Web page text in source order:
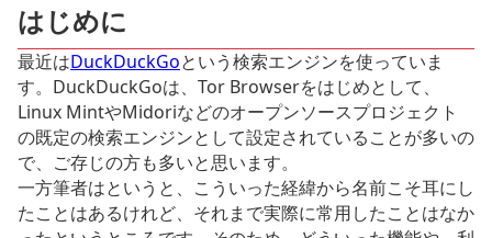
はじめに
最近はDuckDuckGoという検索エンジンを使っていま
す。DuckDuckGoは、Tor Browserをはじめとして、
Linux MintやMidoriなどのオープンソースプロジェクト
の既定の検索エンジンとして設定されていることが多いの
で、ご存じの方も多いと思います。
一方筆者はというと、こういった経緯から名前こそ耳にし
たことはあるけれど、それまで実際に常用したことはなか